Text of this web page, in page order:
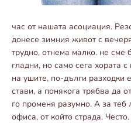
час от нашата асоциация.
донесе зимния живот с
трудно, отнема малко. не сме
гладни, но само сега хората
на ушите, по-дълги разходки
стави, а понякога трябва да
го променя разумно. А за
офиса, от който страда.